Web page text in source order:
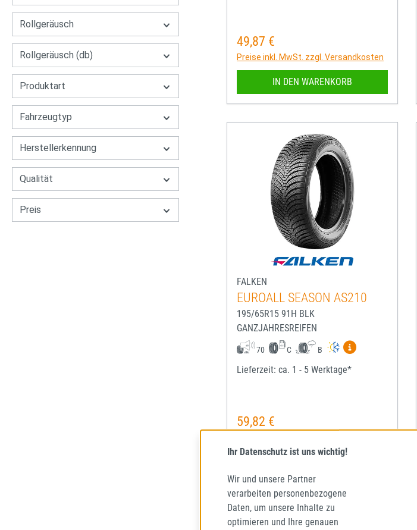
Rollgeräusch
Rollgeräusch (db)
Produktart
Fahrzeugtyp
Herstellerkennung
Qualität
Preis
Regulärer Preis:
49,87 €
Preise inkl. MwSt. zzgl. Versandkosten
IN DEN WARENKORB
FALKEN
EUROALL SEASON AS210
195/65R15 91H BLK
GANZJAHRESREIFEN
70 C B
Mehr
Lieferzeit: ca. 1 - 5 Werktage*
Regulärer Preis:
59,82 €
Ihr Datenschutz ist uns wichtig!
Wir und unsere Partner
verarbeiten personenbezogene
Daten, um unsere Inhalte zu
optimieren und Ihre genauen